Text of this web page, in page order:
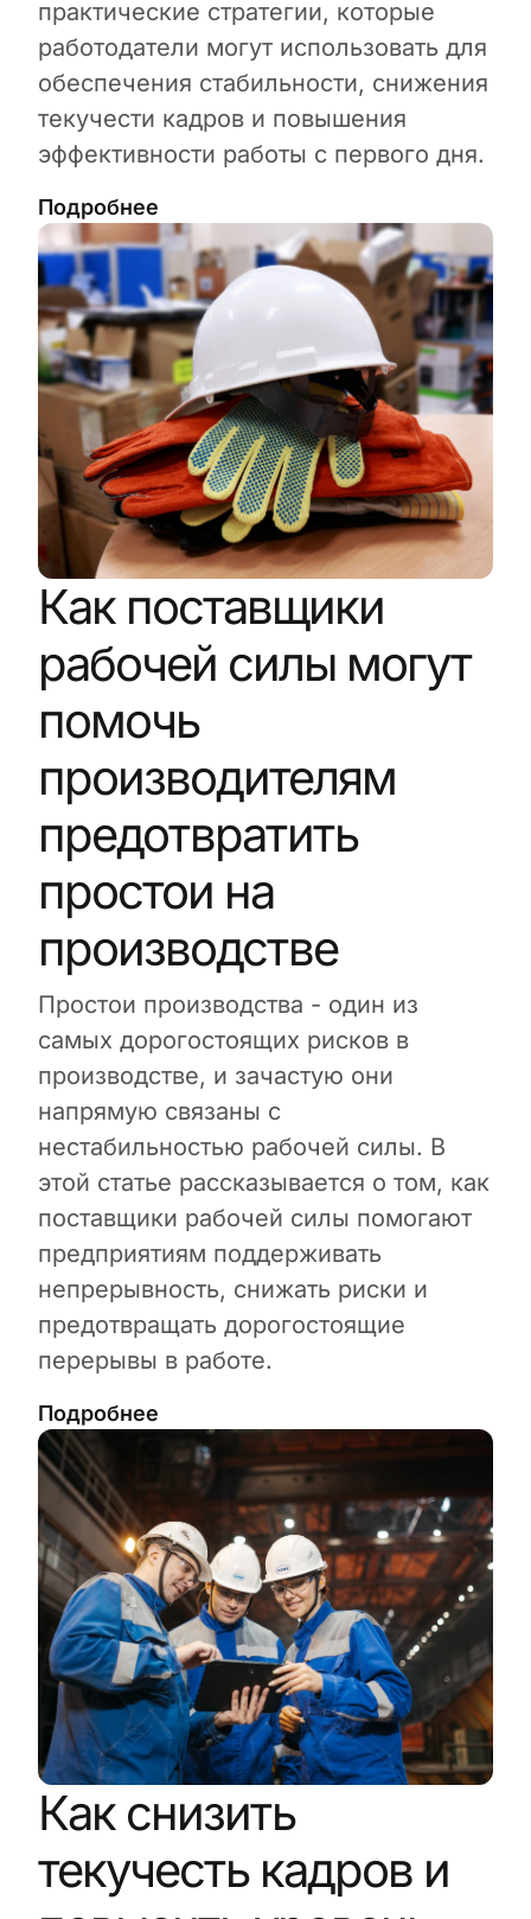
практические стратегии, которые
работодатели могут использовать для
обеспечения стабильности, снижения
текучести кадров и повышения
эффективности работы с первого дня.
Подробнее
Как поставщики
рабочей силы могут
помочь
производителям
предотвратить
простои на
производстве
Простои производства - один из
самых дорогостоящих рисков в
производстве, и зачастую они
напрямую связаны с
нестабильностью рабочей силы. В
этой статье рассказывается о том, как
поставщики рабочей силы помогают
предприятиям поддерживать
непрерывность, снижать риски и
предотвращать дорогостоящие
перерывы в работе.
Подробнее
Как снизить
текучесть кадров и